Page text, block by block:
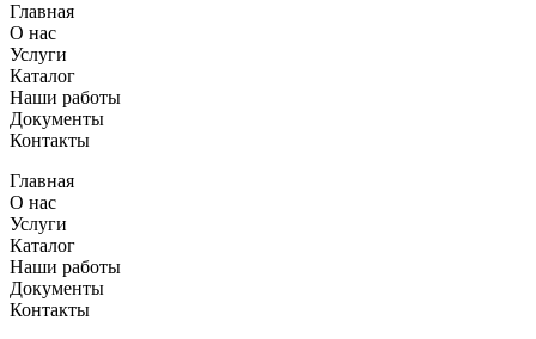
Главная
О нас
Услуги
Каталог
Наши работы
Документы
Контакты
Главная
О нас
Услуги
Каталог
Наши работы
Документы
Контакты